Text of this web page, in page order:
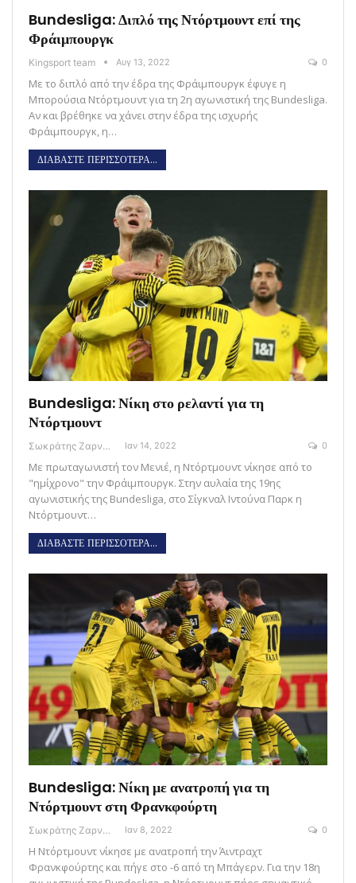
Bundesliga: Διπλό της Ντόρτμουντ επί της
Φράιμπουργκ
Kingsport team Αυγ 13, 2022 0
Με το διπλό από την έδρα της Φράιμπουργκ έφυγε η
Μπορούσια Ντόρτμουντ για τη 2η αγωνιστική της Bundesliga.
Αν και βρέθηκε να χάνει στην έδρα της ισχυρής
Φράιμπουργκ, η…
ΔΙΑΒΑΣΤΕ ΠΕΡΙΣΣΟΤΕΡΑ...
Bundesliga: Νίκη στο ρελαντί για τη
Ντόρτμουντ
Σωκράτης Ζαρναβέλης Ιαν 14, 2022 0
Με πρωταγωνιστή τον Μενιέ, η Ντόρτμουντ νίκησε από το
"ημίχρονο" την Φράιμπουργκ. Στην αυλαία της 19ης
αγωνιστικής της Bundesliga, στο Σίγκναλ Ιντούνα Παρκ η
Ντόρτμουντ…
ΔΙΑΒΑΣΤΕ ΠΕΡΙΣΣΟΤΕΡΑ...
Bundesliga: Νίκη με ανατροπή για τη
Ντόρτμουντ στη Φρανκφούρτη
Σωκράτης Ζαρναβέλης Ιαν 8, 2022 0
Η Ντόρτμουντ νίκησε με ανατροπή την Άιντραχτ
Φρανκφούρτης και πήγε στο -6 από τη Μπάγερν. Για την 18η